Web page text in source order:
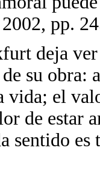
pp.
deja
su obra:
vida; el
de estar
sentido